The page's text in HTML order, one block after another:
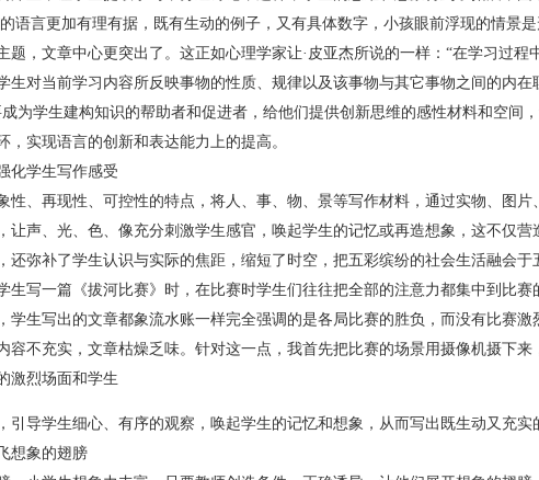
语言更加有理有据，既有生动的例子，又有具体数字，小孩眼前浮现的情景
题，文章中心更突出了。这正如心理学家让·皮亚杰所说的一样：“在学习过程
生对当前学习内容所反映事物的性质、规律以及该事物与其它事物之间的内在
为学生建构知识的帮助者和促进者，给他们提供创新思维的感性材料和空间
，实现语言的创新和表达能力上的提高。
学生写作感受
、再现性、可控性的特点，将人、事、物、景等写作材料，通过实物、图片
让声、光、色、像充分刺激学生感官，唤起学生的记忆或再造想象，这不仅营
还弥补了学生认识与实际的焦距，缩短了时空，把五彩缤纷的社会生活融会于
生写一篇《拔河比赛》时，在比赛时学生们往往把全部的注意力都集中到比赛
学生写出的文章都象流水账一样完全强调的是各局比赛的胜负，而没有比赛激
容不充实，文章枯燥乏味。针对这一点，我首先把比赛的场景用摄像机摄下来
激烈场面和学生
引导学生细心、有序的观察，唤起学生的记忆和想象，从而写出既生动又充实
想象的翅膀